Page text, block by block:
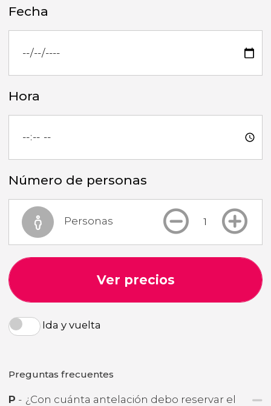
Fecha
Hora
Número de personas
Personas
Ver precios
Ida y vuelta
Preguntas frecuentes
P - ¿Con cuánta antelación debo reservar el